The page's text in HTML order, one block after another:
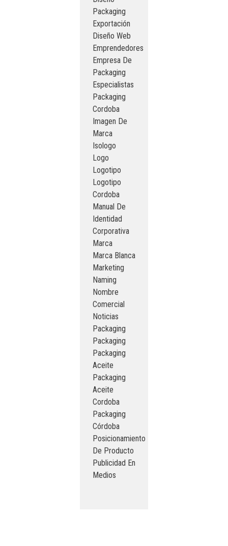
Packaging
Exportación
Diseño Web
Emprendedores
Empresa De
Packaging
Especialistas
Packaging
Cordoba
Imagen De
Marca
Isologo
Logo
Logotipo
Logotipo
Cordoba
Manual De
Identidad
Corporativa
Marca
Marca Blanca
Marketing
Naming
Nombre
Comercial
Noticias
Packaging
Packaging
Packaging
Aceite
Packaging
Aceite
Cordoba
Packaging
Córdoba
Posicionamiento
De Producto
Publicidad En
Medios